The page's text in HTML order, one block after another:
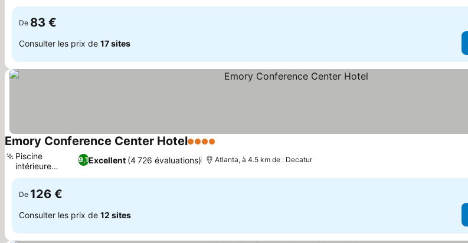
De 83 €
Consulter les prix de 17 sites
Emory Conference Center Hotel4 Étoiles
9,1Excellent (4 726 évaluations)
Piscine
intérieure
chauffée
Atlanta, à 4.5 km de : Decatur
De 126 €
Consulter les prix de 12 sites